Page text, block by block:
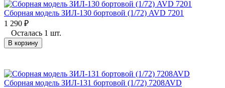
Сборная модель ЗИЛ-130 бортовой (1/72) AVD 7201
1 290 ₽
Осталась 1 шт.
В корзину
Сборная модель ЗИЛ-131 бортовой (1/72) 7208AVD